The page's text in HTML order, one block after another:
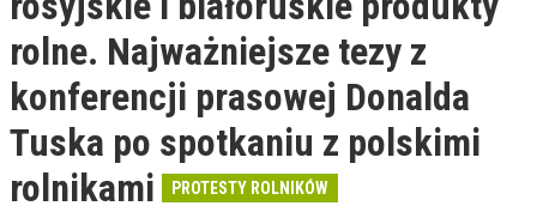
rolne. Najważniejsze tezy z
konferencji prasowej Donalda
Tuska po spotkaniu z polskimi
rolnikami
PROTESTY ROLNIKÓW